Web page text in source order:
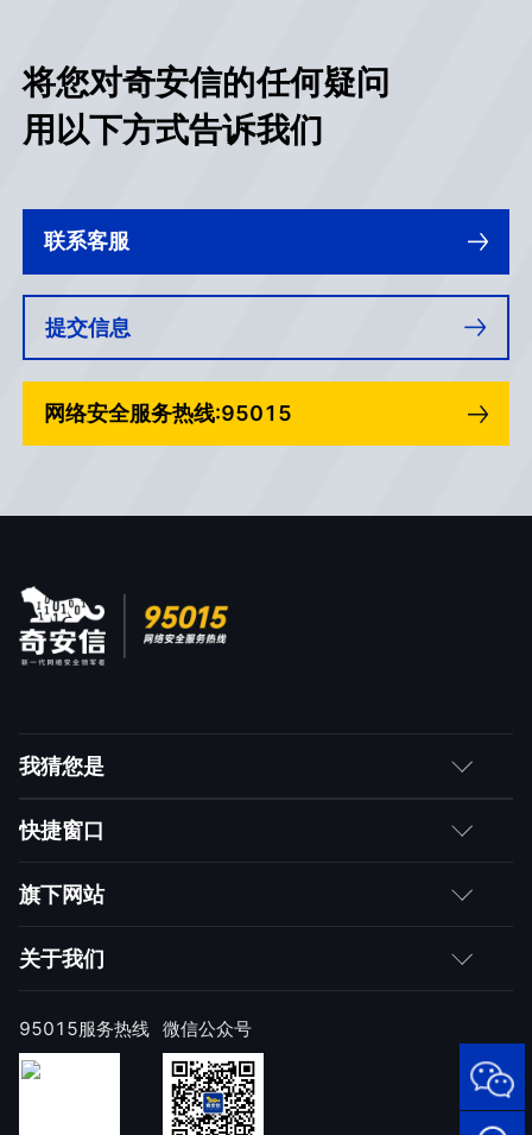
95015
将您对奇安信的任何疑问
用以下方式告诉我们
联系客服
提交信息
网络安全服务热线:95015
我猜您是
客户
合作伙伴
求职者
快捷窗口
如何购买
产品注册与激活
样本上报
奇安信天守安全软件
旗下网站
网神
技术研究院
关于我们
公司简介
公司新闻
95015服务热线 微信公众号